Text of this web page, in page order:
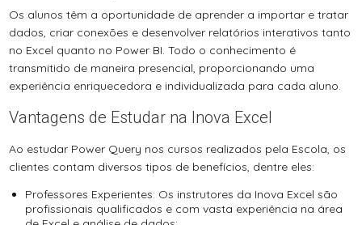
Os alunos têm a oportunidade de aprender a importar e tratar
dados, criar conexões e desenvolver relatórios interativos tanto
no Excel quanto no Power BI. Todo o conhecimento é
transmitido de maneira presencial, proporcionando uma
experiência enriquecedora e individualizada para cada aluno.
Vantagens de Estudar na Inova Excel
Ao estudar Power Query nos cursos realizados pela Escola, os
clientes contam diversos tipos de benefícios, dentre eles:
Professores Experientes: Os instrutores da Inova Excel são
profissionais qualificados e com vasta experiência na área